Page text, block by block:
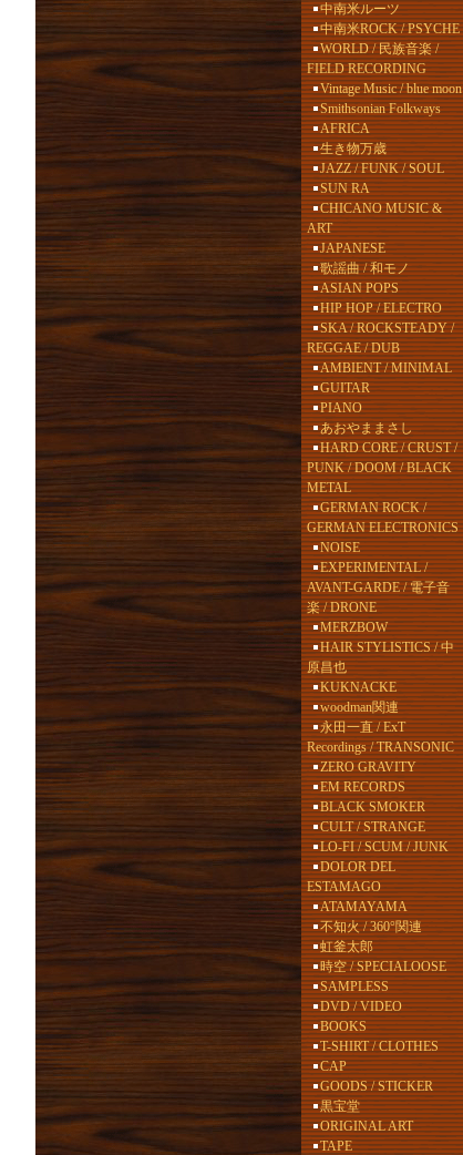
中南米ルーツ
中南米ROCK / PSYCHE
WORLD / 民族音楽 /
FIELD RECORDING
Vintage Music / blue moon
Smithsonian Folkways
AFRICA
生き物万歳
JAZZ / FUNK / SOUL
SUN RA
CHICANO MUSIC &
ART
JAPANESE
歌謡曲 / 和モノ
ASIAN POPS
HIP HOP / ELECTRO
SKA / ROCKSTEADY /
REGGAE / DUB
AMBIENT / MINIMAL
GUITAR
PIANO
あおやままさし
HARD CORE / CRUST /
PUNK / DOOM / BLACK
METAL
GERMAN ROCK /
GERMAN ELECTRONICS
NOISE
EXPERIMENTAL /
AVANT-GARDE / 電子音
楽 / DRONE
MERZBOW
HAIR STYLISTICS / 中
原昌也
KUKNACKE
woodman関連
永田一直 / ExT
Recordings / TRANSONIC
ZERO GRAVITY
EM RECORDS
BLACK SMOKER
CULT / STRANGE
LO-FI / SCUM / JUNK
DOLOR DEL
ESTAMAGO
ATAMAYAMA
不知火 / 360°関連
虹釜太郎
時空 / SPECIALOOSE
SAMPLESS
DVD / VIDEO
BOOKS
T-SHIRT / CLOTHES
CAP
GOODS / STICKER
黒宝堂
ORIGINAL ART
TAPE